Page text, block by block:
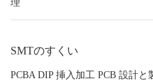
理
SMTのすくい
PCBA DIP 挿入加工 PCB 設計と